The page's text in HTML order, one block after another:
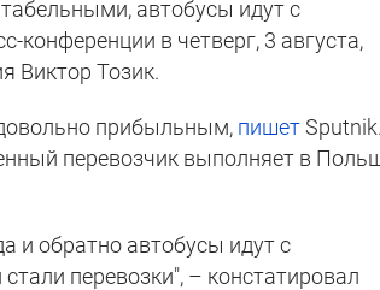
автобусы идут с
в четверг, 3 августа,
Виктор Тозик.
прибыльным, пишетSputnik.
перевозчик выполняет в
и обратно автобусы идут с
перевозки", – констатировал